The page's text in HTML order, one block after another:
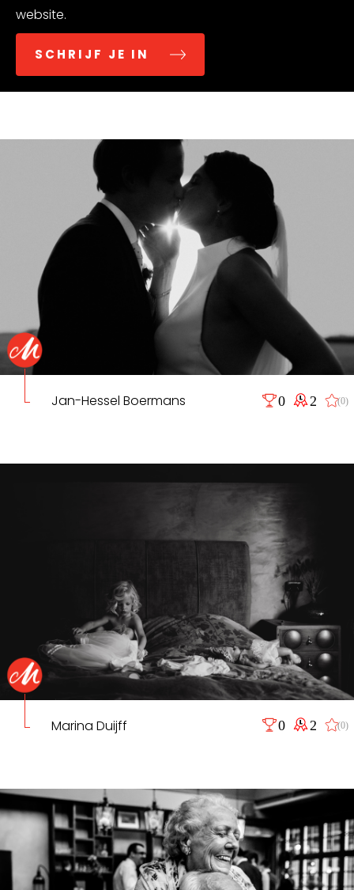
website.
SCHRIJF JE IN
Jan-Hessel Boermans 0 2 (0)
Marina Duijff 0 2 (0)